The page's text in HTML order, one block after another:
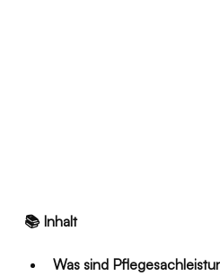
📚 Inhalt
Was sind